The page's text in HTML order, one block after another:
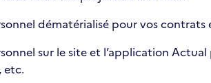
dématérialisé pour vos contrats
sur le site et l’application
etc.